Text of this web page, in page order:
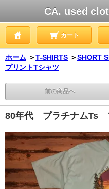
CA. used
カート
ホーム ＞T-SHIRTS ＞SHORT
プリントTシャツ
前の商品へ
80年代 プラチナムTs